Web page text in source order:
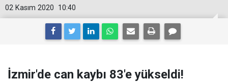
10:40
02 Kasım 2020
İzmir'de can kaybı 83'e yükseldi!